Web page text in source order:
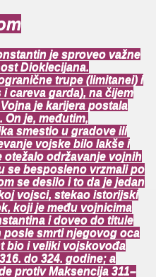
je sproveo važne
Dioklecijana.
trupe (limitanei) i
careva garda), na čijem
je karijera postala
je, međutim,
smestio u gradove ili
vojske bilo lakše i
otežalo održavanje vojnih
se besposleno vrzmali po
se desilo i to da je jedan
vojsci, stekao istorijski
koji je među vojnicima
i doveo do titule
posle smrti njegovog oca
bio i veliki vojskovođa
do 324. godine; a
protiv Maksencija 311–